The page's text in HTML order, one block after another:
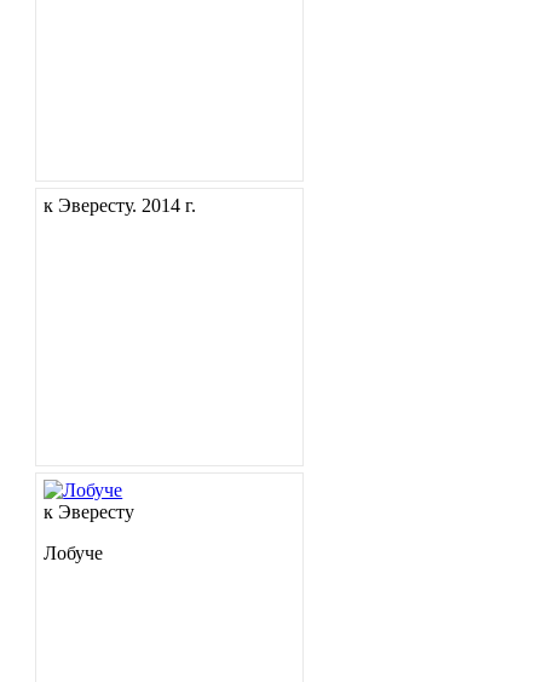
к Эвересту. 2014 г.
к Эвересту
Лобуче